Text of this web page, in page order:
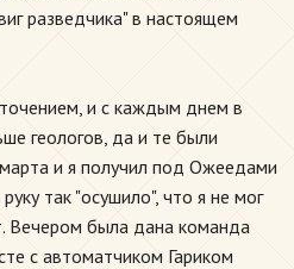
разведчика" в настоящем
и с каждым днем в
геологов, да и те были
и я получил под Ожеедами
так "осушило", что я не мог
Вечером была дана команда
с автоматчиком Гариком